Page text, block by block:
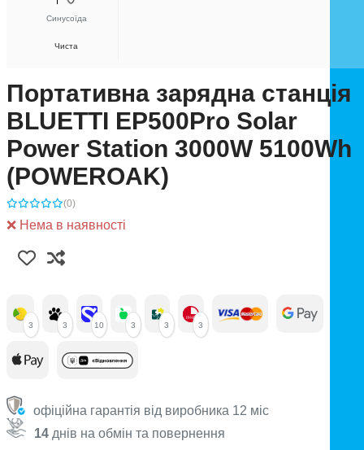
Синусоїда
Чиста
Портативна зарядна станція
BLUETTI EP500Pro Solar
Power Station 3000W 5100Wh
(POWEROAK)
(0)
❌ Нема в наявності
3 3 10 3 3 3
офіційна гарантія від виробника 12 міс
14 днів на обмін та повернення